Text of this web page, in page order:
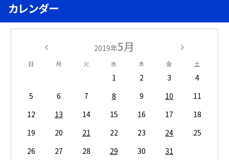
カレンダー
2019年5月
日 月 火 水 木 金 土
1 2 3
4
5
6 7 8 9 10
11
12
13 14 15 16 17
18
19
20 21 22 23 24
25
26
27 28 29 30 31